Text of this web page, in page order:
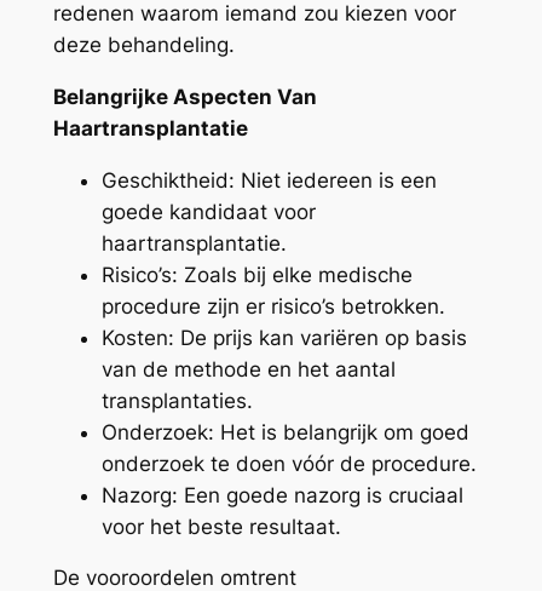
redenen waarom iemand zou kiezen voor
deze behandeling.
Belangrijke Aspecten Van
Haartransplantatie
Geschiktheid: Niet iedereen is een
goede kandidaat voor
haartransplantatie.
Risico’s: Zoals bij elke medische
procedure zijn er risico’s betrokken.
Kosten: De prijs kan variëren op basis
van de methode en het aantal
transplantaties.
Onderzoek: Het is belangrijk om goed
onderzoek te doen vóór de procedure.
Nazorg: Een goede nazorg is cruciaal
voor het beste resultaat.
De vooroordelen omtrent